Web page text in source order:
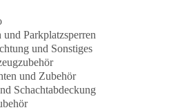
und Parkplatzsperren
und Sonstiges
und Zubehör
Schachtabdeckung